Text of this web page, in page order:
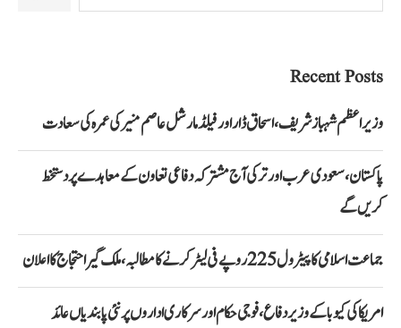
Recent Posts
وزیراعظم شہباز شریف، اسحاق ڈار اور فیلڈ مارشل عاصم منیر کی عمرہ کی سعادت
پاکستان، سعودی عرب اور ترکی آج مشترکہ دفاعی تعاون کے معاہدے پر دستخط
کریں گے
جماعت اسلامی کا پیٹرول 225 روپے فی لیٹر کرنے کا مطالبہ، ملک گیر احتجاج کا اعلان
امریکا کی کیوبا کے وزیر دفاع، فوجی حکام اور سرکاری اداروں پر نئی پابندیاں عائد